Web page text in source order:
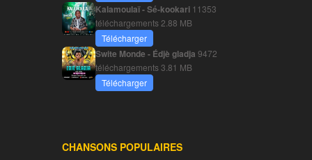
Kalamoulaï - Sé-kookari 11353
téléchargements 2.88 MB
Télécharger
Swite Monde - Édjè gladja 9472
téléchargements3.81 MB
Télécharger
CHANSONS POPULAIRES